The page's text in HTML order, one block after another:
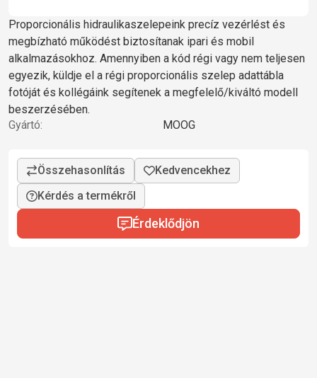
Proporcionális hidraulikaszelepeink precíz vezérlést és
megbízható működést biztosítanak ipari és mobil
alkalmazásokhoz. Amennyiben a kód régi vagy nem teljesen
egyezik, küldje el a régi proporcionális szelep adattábla
fotóját és kollégáink segítenek a megfelelő/kiváltó modell
beszerzésében.
Gyártó:
MOOG
Kérdés a termékről
Érdeklődjön